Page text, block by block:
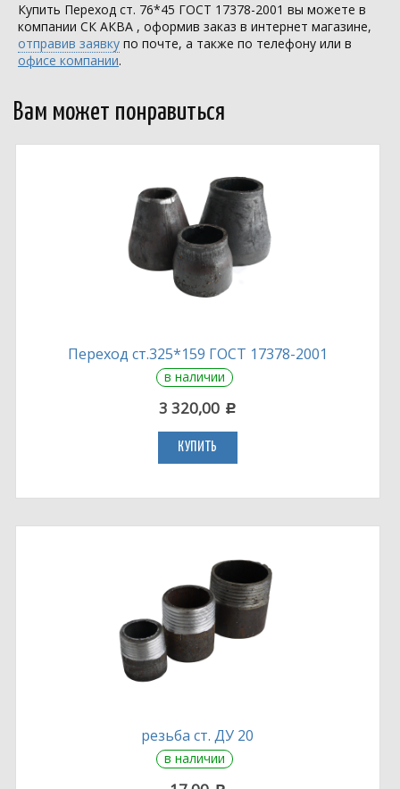
Купить Переход ст. 76*45 ГОСТ 17378-2001 вы можете в
компании СК АКВА , оформив заказ в интернет магазине,
отправив заявку по почте, а также по телефону или в
офисе компании.
Вам может понравиться
Переход ст.325*159 ГОСТ 17378-2001
в наличии
3 320,00 c
КУПИТЬ
резьба ст. ДУ 20
в наличии